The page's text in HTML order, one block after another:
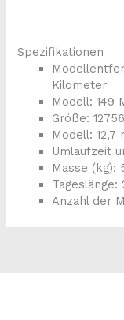
Spezifikationen
Kilometer
Modell: 149
Größe:
Modell: 12,7
Umlaufzeit
Masse (kg):
Tageslänge:
Anzahl der